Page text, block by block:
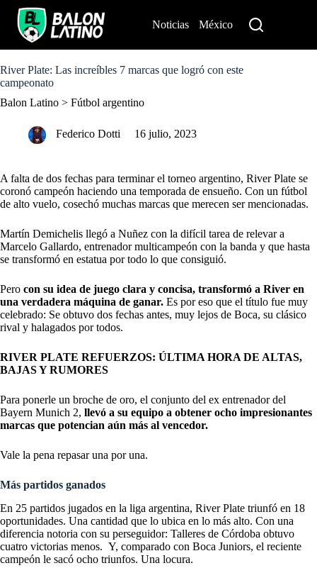
o
c
n
Noticias México
River Plate: Las increíbles 7 marcas que logró con este
campeonato
Balon Latino > Fútbol argentino
Federico Dotti 16 julio, 2023
A falta de dos fechas para terminar el torneo argentino, River Plate se
coronó campeón haciendo una temporada de ensueño. Con un fútbol
de alto vuelo, cosechó muchas marcas que merecen ser mencionadas.
Martín Demichelis llegó a Nuñez con la difícil tarea de relevar a
Marcelo Gallardo, entrenador multicampeón con la banda y que hasta
se transformó en estatua por todo lo que consiguió.
Pero con su idea de juego clara y concisa, transformó a River en
una verdadera máquina de ganar. Es por eso que el título fue muy
celebrado: Se obtuvo dos fechas antes, muy lejos de Boca, su clásico
rival y halagados por todos.
RIVER PLATE REFUERZOS: ÚLTIMA HORA DE ALTAS,
BAJAS Y RUMORES
Para ponerle un broche de oro, el conjunto del ex entrenador del
Bayern Munich 2, llevó a su equipo a obtener ocho impresionantes
marcas que potencian aún más al vencedor.
Vale la pena repasar una por una.
Más partidos ganados
En 25 partidos jugados en la liga argentina, River Plate triunfó en 18
oportunidades. Una cantidad que lo ubica en lo más alto. Con una
diferencia notoria con su perseguidor: Talleres de Córdoba obtuvo
cuatro victorias menos. Y, comparado con Boca Juniors, el reciente
campeón le sacó ocho triunfos. Una locura.